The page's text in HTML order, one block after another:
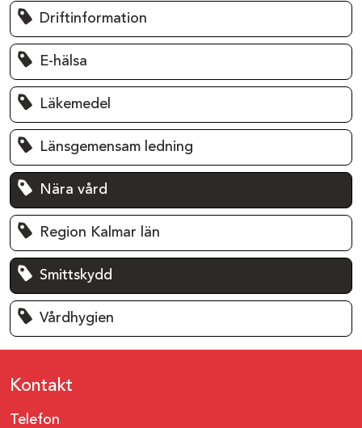
Driftinformation
E-hälsa
Läkemedel
Länsgemensam ledning
Nära vård
Region Kalmar län
Smittskydd
Vårdhygien
Kontakt
Telefon